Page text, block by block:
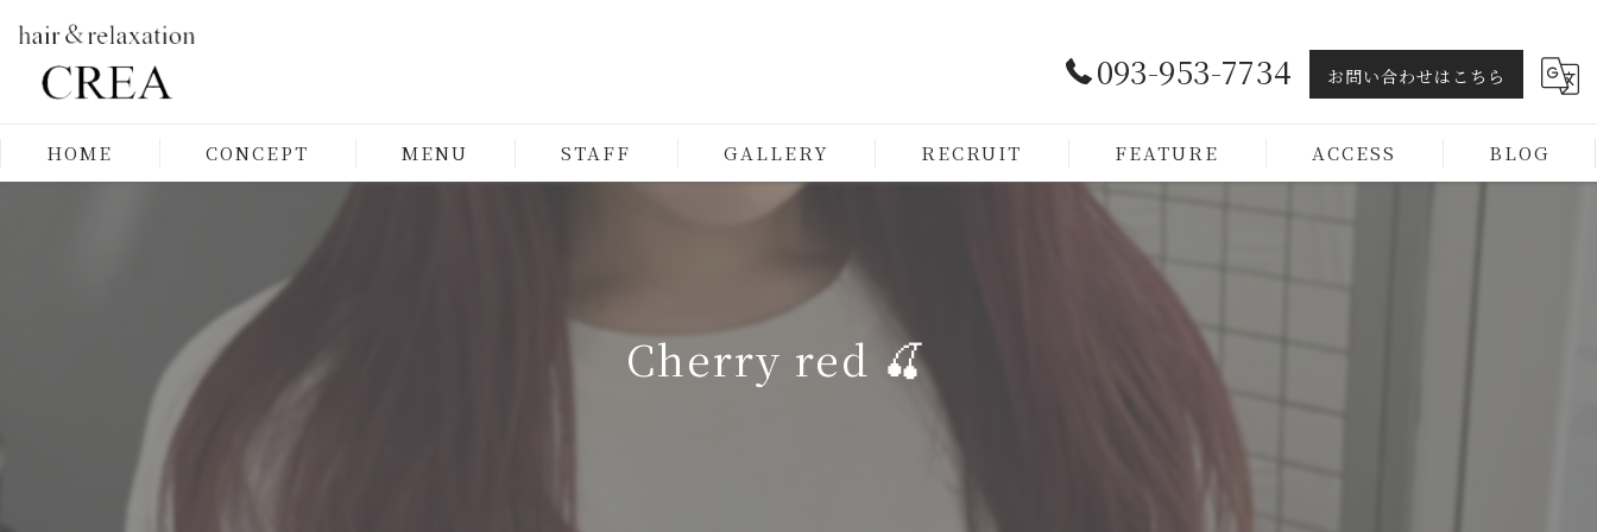
093-953-7734 お問い合わせはこちら
HOME CONCEPT MENU STAFF GALLERY RECRUIT FEATURE
ヘッドスパ
トリートメント
ACCESS BLOG
Cherry red 🍒